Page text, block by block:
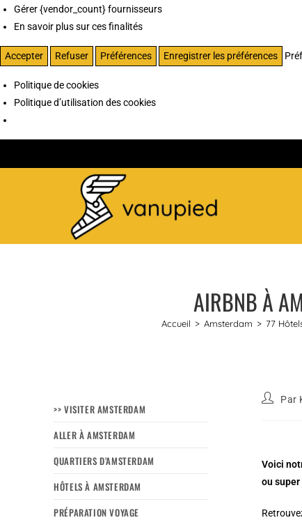
Gérer {vendor_count} fournisseurs
En savoir plus sur ces finalités
Accepter Refuser Préférences Enregistrer les préférences
Politique de cookies
Politique d’utilisation des cookies
AIRBNB À
Accueil > Amsterdam > 77
>> VISITER AMSTERDAM
ALLER À AMSTERDAM
QUARTIERS D’AMSTERDAM
HÔTELS À AMSTERDAM
PRÉPARATION VOYAGE
Par
Voici
ou